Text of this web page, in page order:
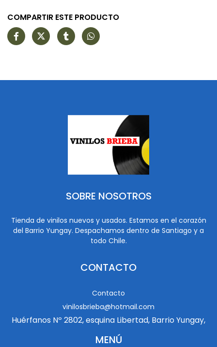
COMPARTIR ESTE PRODUCTO
SOBRE NOSOTROS
Tienda de vinilos nuevos y usados. Estamos en el corazón
del Barrio Yungay. Despachamos dentro de Santiago y a
todo Chile.
CONTACTO
Contacto
vinilosbrieba@hotmail.com
Huérfanos Nº 2802, esquina Libertad, Barrio Yungay,
MENÚ